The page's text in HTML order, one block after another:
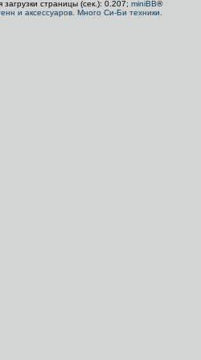
загрузки страницы (сек.): 0.207; miniBB®
и аксессуаров. Много Си-Би техники.